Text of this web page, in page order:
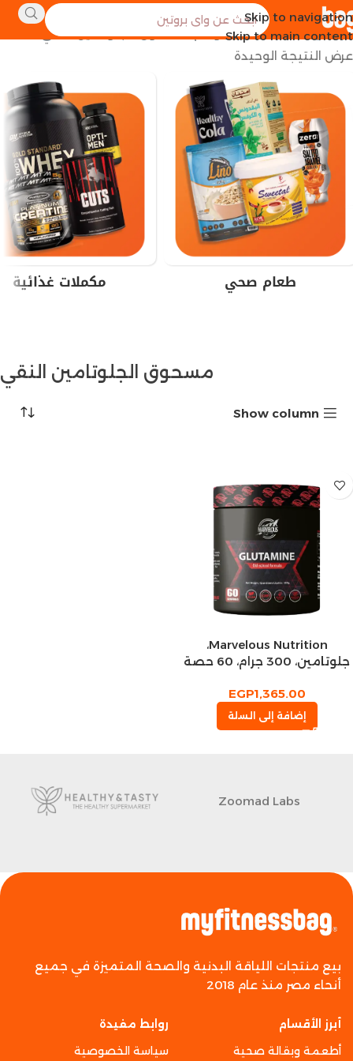
Skip to navigation
Skip to main content
الرئيسية منتجات تحت الوسم “مسحوق الجلوتامين النقي”
عرض النتيجة الوحيدة
طعام صحي مكملات غذائية
مسحوق الجلوتامين النقي
Show column
Marvelous Nutrition،
جلوتامين، 300 جرام، 60 حصة
EGP1,365.00
إضافة إلى السلة
Zoomad Labs
بيع منتجات اللياقة البدنية والصحة المتميزة في جميع
أنحاء مصر منذ عام 2018
أبرز الأقسام
أطعمة وبقالة صحية
روابط مفيدة
سياسة الخصوصية